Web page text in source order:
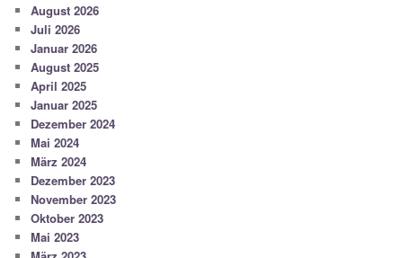
August 2026
Juli 2026
Januar 2026
August 2025
April 2025
Januar 2025
Dezember 2024
Mai 2024
März 2024
Dezember 2023
November 2023
Oktober 2023
Mai 2023